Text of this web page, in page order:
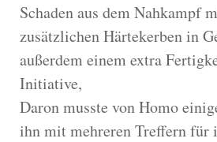
Schaden aus dem Nahkampf
zusätzlichen Härtekerben in
außerdem einem extra
Initiative,
Daron musste von Homo
ihn mit mehreren Treffern für